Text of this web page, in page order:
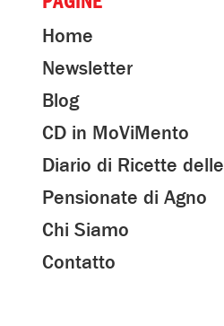
Home
Newsletter
Blog
CD in MoViMento
Diario di Ricette delle
Pensionate di Agno
Chi Siamo
Contatto